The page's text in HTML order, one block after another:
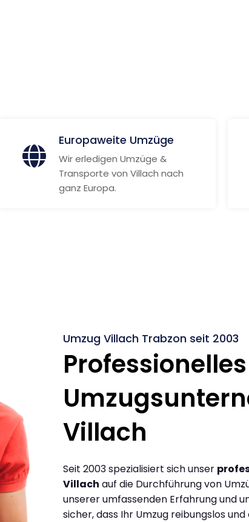
Europaweite Umzüge
Wir erledigen Umzüge &
Transporte von Villach nach
ganz Europa.
Umzug Villach Trabzon seit 2003
Professionelles
Villach
Seit 2003 spezialisiert sich unser
Villach auf die Durchführung von
unserer umfassenden Erfahrung und
sicher, dass Ihr Umzug reibungslos